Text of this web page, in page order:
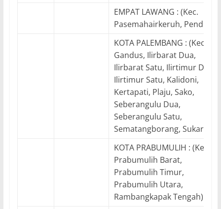
EMPAT LAWANG : (Kec.
Pasemahairkeruh, Pendopo)
KOTA PALEMBANG : (Kec.
Gandus, Ilirbarat Dua,
Ilirbarat Satu, Ilirtimur Dua,
Ilirtimur Satu, Kalidoni,
Kertapati, Plaju, Sako,
Seberangulu Dua,
Seberangulu Satu,
Sematangborang, Sukarami)
KOTA PRABUMULIH : (Kec.
Prabumulih Barat,
Prabumulih Timur,
Prabumulih Utara,
Rambangkapak Tengah)